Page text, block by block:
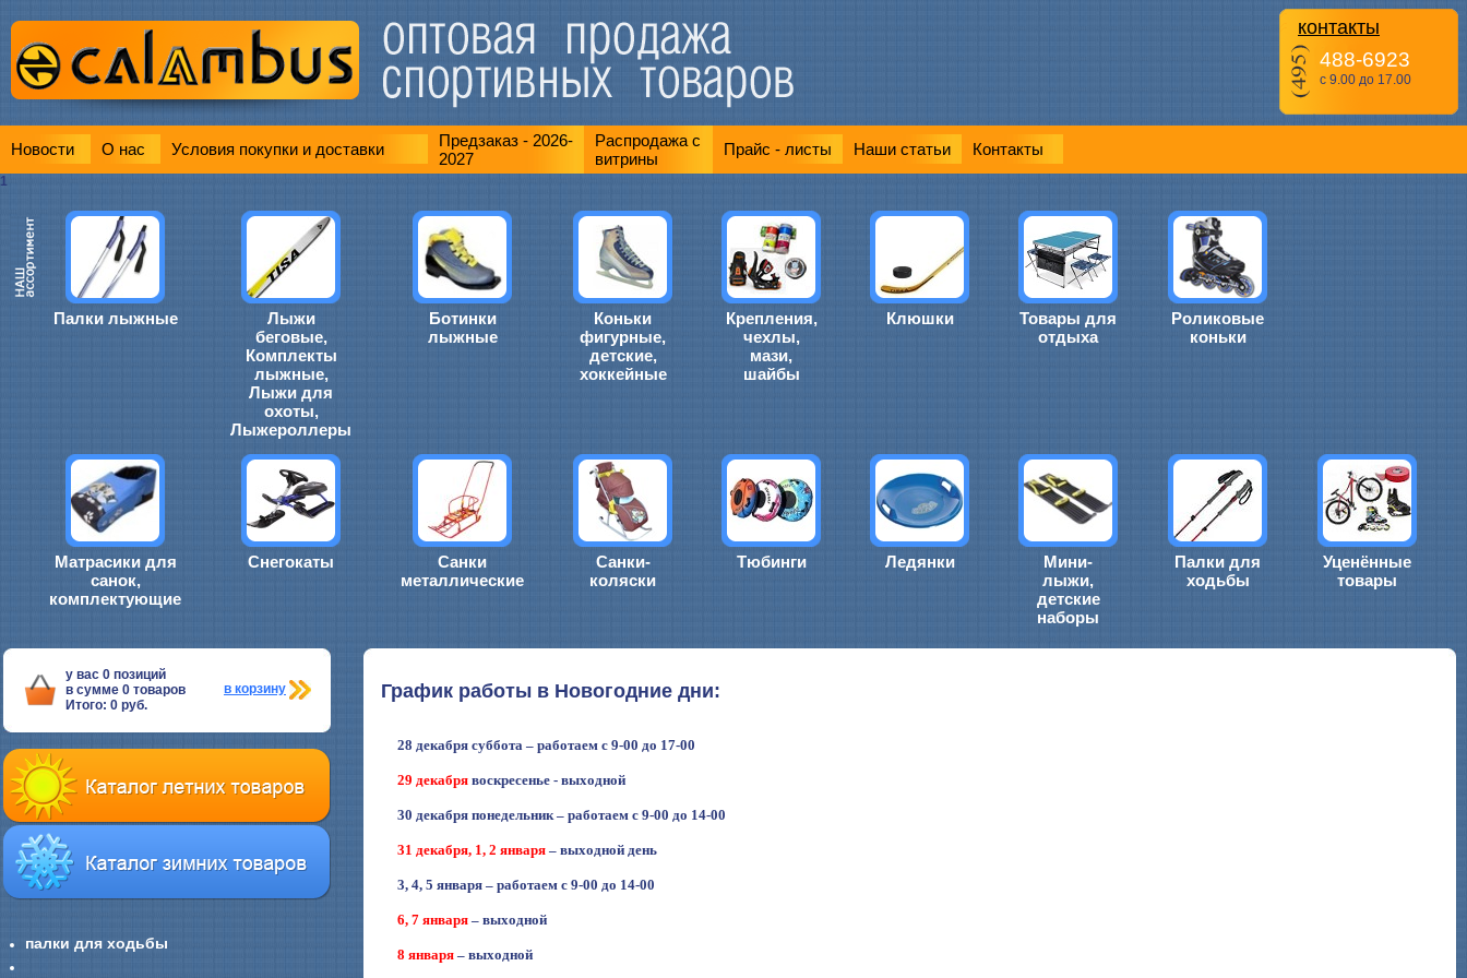
контакты
488-6923
с 9.00 до 17.00
Новости О нас Условия покупки и доставки
Предзаказ - 2026-
2027
Распродажа с
витрины
Прайс - листы Наши статьи Контакты
1
Палки лыжные
Лыжи
беговые,
Комплекты
лыжные,
Лыжи для
охоты,
Лыжероллеры
Ботинки
лыжные
Коньки
фигурные,
детские,
хоккейные
Крепления,
чехлы,
мази,
шайбы
Клюшки
Товары для
отдыха
Роликовые
коньки
Матрасики для
санок,
комплектующие
Снегокаты
Санки
металлические
Санки-
коляски
Тюбинги Ледянки
Мини-
лыжи,
детские
наборы
Палки для
ходьбы
Уценённые
товары
у вас 0 позиций
в сумме 0 товаров
Итого: 0 руб.
в корзину
палки для ходьбы
График работы в Новогодние дни:
28 декабря суббота – работаем с 9-00 до 17-00
29 декабря воскресенье - выходной
30 декабря понедельник – работаем с 9-00 до 14-00
31 декабря, 1, 2 января – выходной день
3, 4, 5 января – работаем с 9-00 до 14-00
6, 7 января – выходной
8 января – выходной